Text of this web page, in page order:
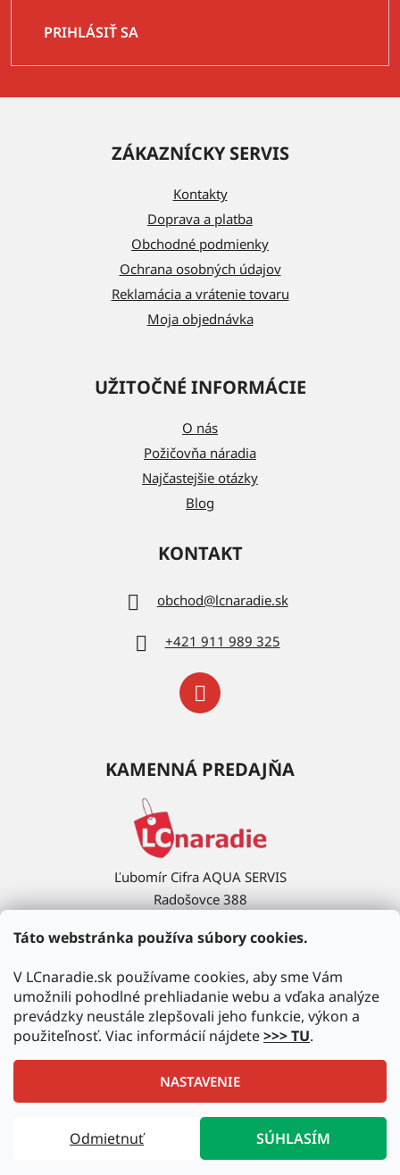
Táto webstránka používa súbory cookies.
V LCnaradie.sk používame cookies, aby sme Vám
umožnili pohodlné prehliadanie webu a vďaka analýze
prevádzky neustále zlepšovali jeho funkcie, výkon a
použiteľnosť. Viac informácií nájdete>>> TU.
NASTAVENIE
Odmietnuť SÚHLASÍM
PRIHLÁSIŤ SA
ZÁKAZNÍCKY SERVIS
Kontakty
Doprava a platba
Obchodné podmienky
Ochrana osobných údajov
Reklamácia a vrátenie tovaru
Moja objednávka
UŽITOČNÉ INFORMÁCIE
O nás
Požičovňa náradia
Najčastejšie otázky
Blog
KONTAKT
obchod@lcnaradie.sk
+421 911 989 325
KAMENNÁ PREDAJŇA
Ľubomír Cifra AQUA SERVIS
Radošovce 388
Upravil Balkys
Copyright 2026LCnaradie.sk
. Všetky práva vyhradené.
Upraviť nastavenie cookies